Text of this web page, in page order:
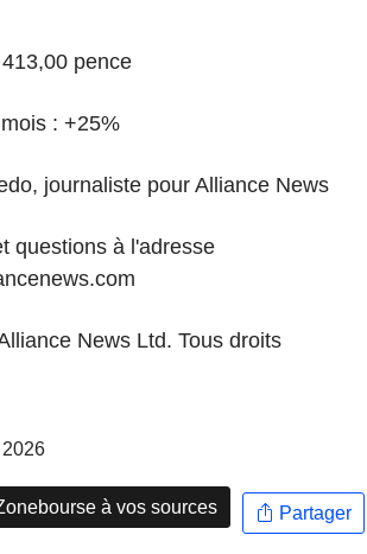
pence
: +25%
journaliste pour Alliance News
questions à l'adresse
News Ltd. Tous droits
à vos sources Partager